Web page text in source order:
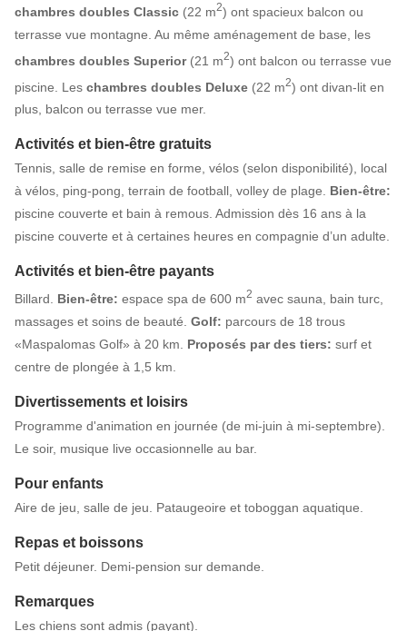
chambres doubles Classic (22 m2) ont spacieux balcon ou
terrasse vue montagne. Au même aménagement de base, les
chambres doubles Superior(21 m2) ont balcon ou terrasse vue
piscine. Les chambres doubles Deluxe (22 m2) ont divan-lit en
plus, balcon ou terrasse vue mer.
Activités et bien-être gratuits
Tennis, salle de remise en forme, vélos (selon disponibilité), local
à vélos, ping-pong, terrain de football, volley de plage. Bien-être:
piscine couverte et bain à remous. Admission dès 16 ans à la
piscine couverte et à certaines heures en compagnie d’un adulte.
Activités et bien-être payants
Billard. Bien-être: espace spa de 600 m2 avec sauna, bain turc,
massages et soins de beauté. Golf: parcours de 18 trous
«Maspalomas Golf» à 20 km. Proposés par des tiers: surf et
centre de plongée à 1,5 km.
Divertissements et loisirs
Programme d'animation en journée (de mi-juin à mi-septembre).
Le soir, musique live occasionnelle au bar.
Pour enfants
Aire de jeu, salle de jeu. Pataugeoire et toboggan aquatique.
Repas et boissons
Petit déjeuner. Demi-pension sur demande.
Remarques
Les chiens sont admis (payant).